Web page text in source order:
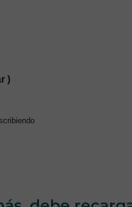
)